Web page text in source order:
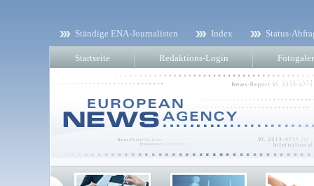
Ständige ENA-Journalisten Index Status-
Startseite Redaktions-Login